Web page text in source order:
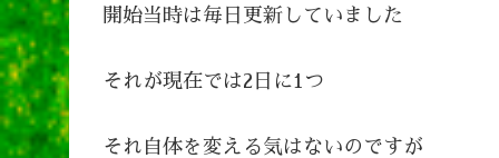
開始当時は毎日更新していました
それが現在では2日に1つ
それ自体を変える気はないのですが